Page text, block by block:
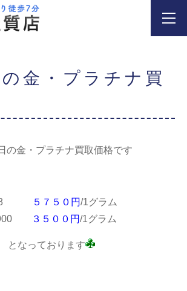
金・プラチナ買
の金・プラチナ買取価格です
５７５０円/1グラム
３５００円/1グラム
となっております